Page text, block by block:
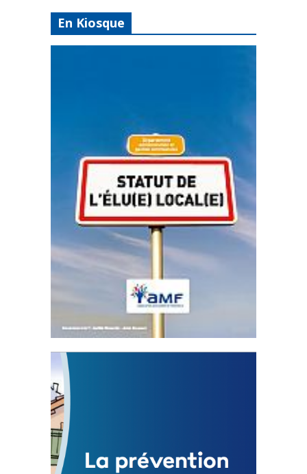
En Kiosque
Statut de l’élu local
3 avril 2024
Mise à jour avril 2024
FEUILLETER